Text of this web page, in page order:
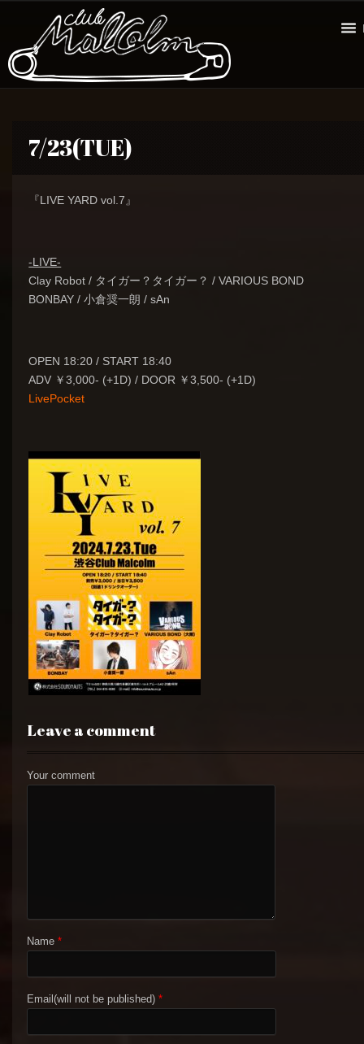
7/23(TUE)
『LIVE YARD vol.7』
-LIVE-
Clay Robot / タイガー？タイガー？ / VARIOUS BOND
BONBAY / 小倉奨一朗 / sAn
OPEN 18:20 / START 18:40
ADV ￥3,000- (+1D) / DOOR ￥3,500- (+1D)
LivePocket
Leave a comment
Your comment
Name *
Email(will not be published) *